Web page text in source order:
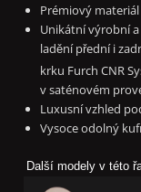
Prémiový
Unikátní výrobní
ladění přední i
krku Furch CNR
v saténovém
Luxusní vzhled
Vysoce odolný
Další modely v této